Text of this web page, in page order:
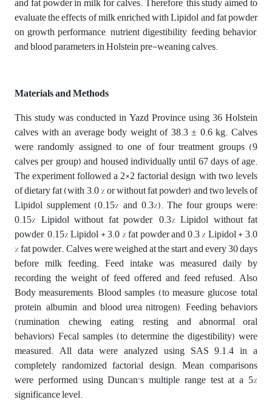
evaluate the effects of milk enriched with Lipidol and fat powder
on growth performance, nutrient digestibility, feeding behavior,
and blood parameters in Holstein pre-weaning calves.
Materials and Methods
This study was conducted in Yazd Province using 36 Holstein
calves with an average body weight of 38.3 ± 0.6 kg. Calves
were randomly assigned to one of four treatment groups (9
calves per group) and housed individually until 67 days of age.
The experiment followed a 2×2 factorial design, with two levels
of dietary fat (with 3.0 % or without fat powder) and two levels of
Lipidol supplement (0.15% and 0.3%). The four groups were:
0.15% Lipidol without fat powder, 0.3% Lipidol without fat
powder, 0.15% Lipidol + 3.0 % fat powder and 0.3 % Lipidol + 3.0
% fat powder. Calves were weighed at the start and every 30 days
before milk feeding. Feed intake was measured daily by
recording the weight of feed offered and feed refused. Also
Body measurements, Blood samples (to measure glucose, total
protein, albumin, and blood urea nitrogen), Feeding behaviors
(rumination, chewing, eating, resting, and abnormal oral
behaviors) Fecal samples (to determine the digestibility) were
measured. All data were analyzed using SAS 9.1.4 in a
completely randomized factorial design. Mean comparisons
were performed using Duncan’s multiple range test at a 5%
significance level.